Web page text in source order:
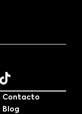
Contacto
Blog